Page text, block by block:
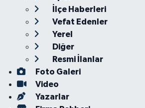
İlçe Haberleri
Vefat Edenler
Yerel
Diğer
Resmi İlanlar
Foto Galeri
Video
Yazarlar